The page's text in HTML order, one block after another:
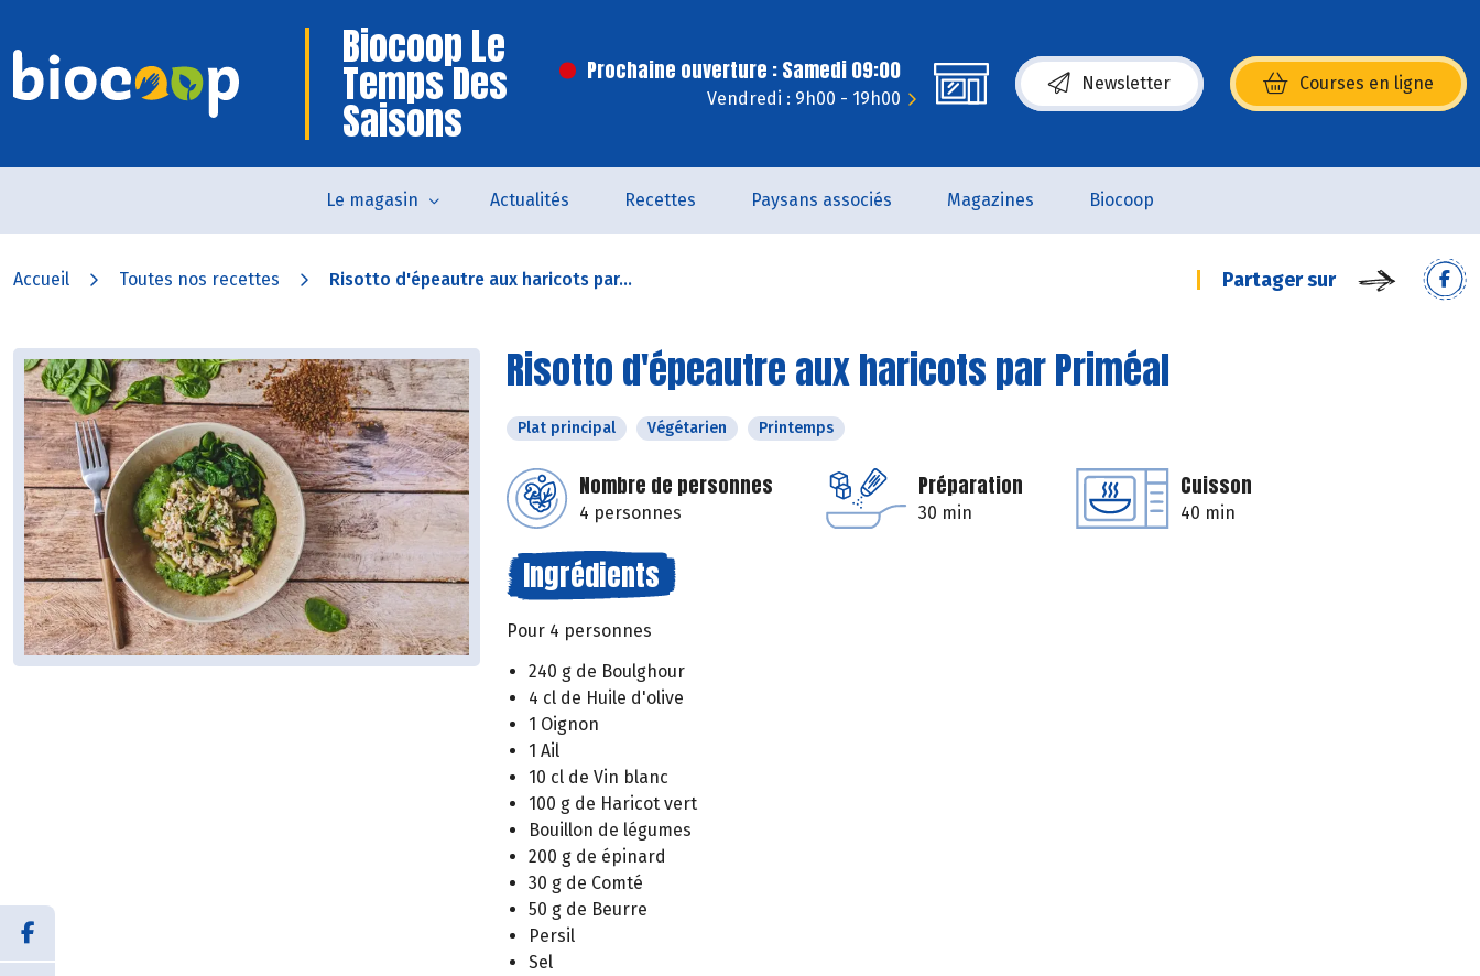
Biocoop Le
Temps Des
Saisons
Prochaine ouverture : Samedi 09:00
Vendredi : 9h00 - 19h00
Newsletter Courses en ligne
(s’ouvre dans une nouvelle fenêtre)
Le magasin Actualités Recettes Paysans associés Magazines Biocoop
Accueil Toutes nos recettes Risotto d'épeautre aux haricots par... Partager sur
Risotto d'épeautre aux haricots par Priméal
Plat principal Végétarien Printemps
Nombre de personnes
4 personnes
Préparation
30 min
Cuisson
40 min
Ingrédients
Pour 4 personnes
240 g de Boulghour
4 cl de Huile d'olive
1 Oignon
1 Ail
10 cl de Vin blanc
100 g de Haricot vert
Bouillon de légumes
200 g de épinard
30 g de Comté
50 g de Beurre
Persil
Sel